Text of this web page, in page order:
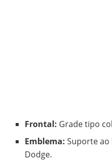
Frontal: Grade tipo
Emblema: Suporte ao
Dodge.